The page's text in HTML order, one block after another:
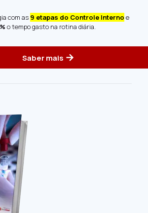
com as 9 etapas do Controle Interno e
o tempo gasto na rotina diária.
Saber mais →